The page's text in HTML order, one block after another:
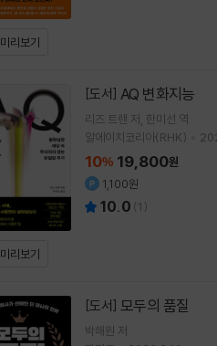
미리보기
미리보기
[도서] AQ 변화지능
리즈 트랜 저 한미선 역
알에이치코리아(RHK)
10% 19,800원
1,100원
10.0 (1 )
[도서] 모두의 품질
박해원 저